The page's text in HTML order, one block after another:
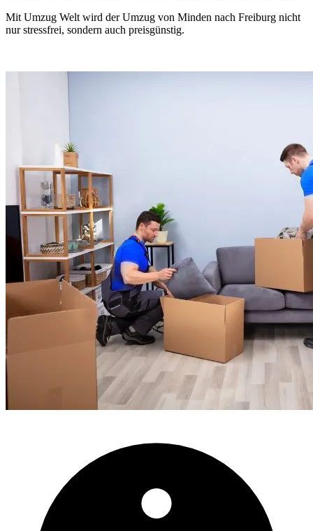
Mit Umzug Welt wird der Umzug von Minden nach Freiburg nicht
nur stressfrei, sondern auch preisgünstig.